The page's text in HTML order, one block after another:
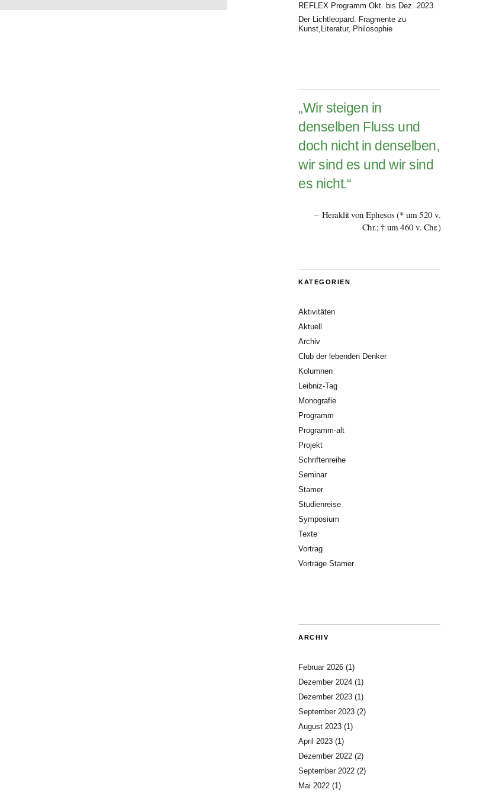
REFLEX Programm Okt. bis Dez. 2023
Der Lichtleopard. Fragmente zu
Kunst,Literatur, Philosophie
„Wir steigen in
denselben Fluss und
doch nicht in denselben,
wir sind es und wir sind
es nicht.“
Heraklit von Ephesos (* um 520 v.
Chr.; † um 460 v. Chr.)
KATEGORIEN
Aktivitäten
Aktuell
Archiv
Club der lebenden Denker
Kolumnen
Leibniz-Tag
Monografie
Programm
Programm-alt
Projekt
Schriftenreihe
Seminar
Stamer
Studienreise
Symposium
Texte
Vortrag
Vorträge Stamer
ARCHIV
Februar 2026 (1)
Dezember 2024 (1)
Dezember 2023 (1)
September 2023 (2)
August 2023 (1)
April 2023 (1)
Dezember 2022 (2)
September 2022 (2)
Mai 2022 (1)